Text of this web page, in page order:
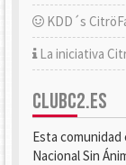
KDD´s
La iniciativa
CLUBC2.ES
Esta
Nacional Sin